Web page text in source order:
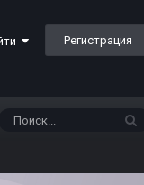
Регистрация